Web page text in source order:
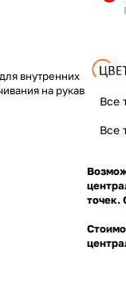
внутренних
на рукав
Все
Все
точек.